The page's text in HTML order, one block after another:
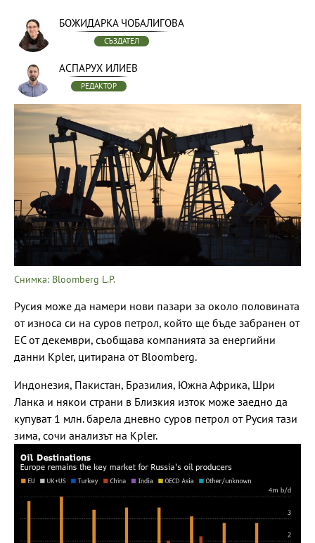
БОЖИДАРКА ЧОБАЛИГОВА
СЪЗДАТЕЛ
АСПАРУХ ИЛИЕВ
РЕДАКТОР
Снимка: Bloomberg L.P.
Русия може да намери нови пазари за около половината
от износа си на суров петрол, който ще бъде забранен от
ЕС от декември, съобщава компанията за енергийни
данни Kpler, цитирана от Bloomberg.
Индонезия, Пакистан, Бразилия, Южна Африка, Шри
Ланка и някои страни в Близкия изток може заедно да
купуват 1 млн. барела дневно суров петрол от Русия тази
зима, сочи анализът на Kpler.